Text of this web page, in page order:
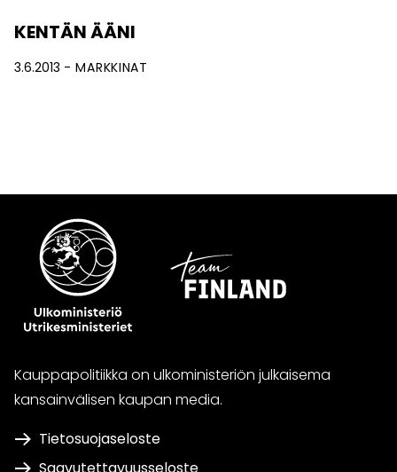
KENTÄN ÄÄNI
3.6.2013 MARKKINAT
Kauppapolitiikka on ulkoministeriön julkaisema
kansainvälisen kaupan media.
Tietosuojaseloste